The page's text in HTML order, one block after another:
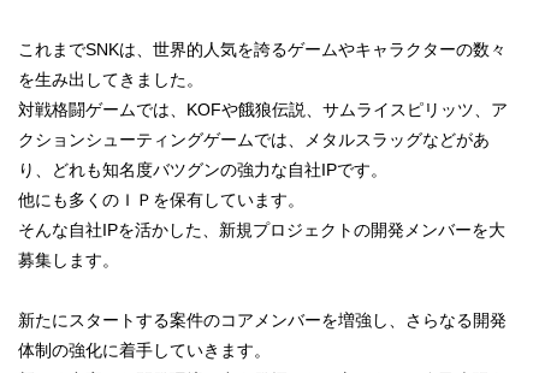
これまでSNKは、世界的人気を誇るゲームやキャラクターの数々
を生み出してきました。
対戦格闘ゲームでは、KOFや餓狼伝説、サムライスピリッツ、ア
クションシューティングゲームでは、メタルスラッグなどがあ
り、どれも知名度バツグンの強力な自社IPです。
他にも多くのＩＰを保有しています。
そんな自社IPを活かした、新規プロジェクトの開発メンバーを大
募集します。
新たにスタートする案件のコアメンバーを増強し、さらなる開発
体制の強化に着手していきます。